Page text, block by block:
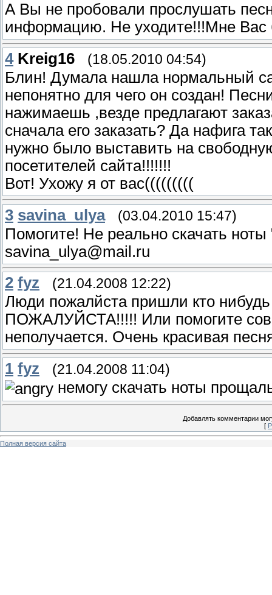
А Вы не пробовали прослушать
информацию. Не уходите!!!Мне Вас
4 Kreig16 (18.05.2010 04:54)
Блин! Думала нашла нормальный
непонятно для чего он создан!
нажимаешь ,везде предлагают
сначала его заказать? Да нафига
нужно было выставить на
посетителей сайта!!!!!!!
Вот! Ухожу я от вас(((((((((
3 savina_ulya (03.04.2010 15:47)
Помогите! Не реально скачать
savina_ulya@mail.ru
2 fyz (21.04.2008 12:22)
Люди пожалйста пришли кто
ПОЖАЛУЙСТА!!!!! Или помогите
неполучается. Очень красивая
1 fyz (21.04.2008 11:04)
немогу скачать ноты
Добавлять комментарии
[
Полная версия сайта